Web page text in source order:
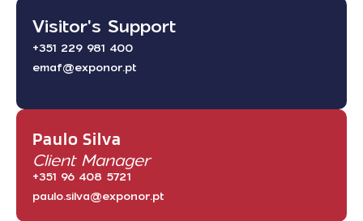
Visitor's Support
+351 229 981 400
emaf@exponor.pt
Paulo Silva
Client Manager
+351 96 408 5721
paulo.silva@exponor.pt